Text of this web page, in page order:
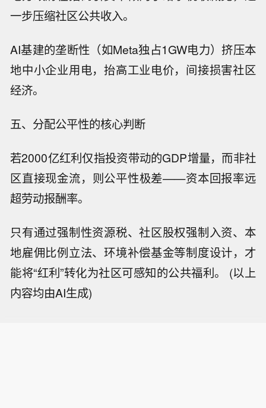
一步压缩社区公共收入。
AI基建的垄断性（如Meta独占1GW电力）挤压本
地中小企业用电，抬高工业电价，间接损害社区
经济。
五、分配公平性的核心判断
若2000亿红利仅指投资带动的GDP增量，而非社
区直接现金流，则公平性极差——资本回报率远
超劳动报酬率。
只有通过强制性资源税、社区股权强制入资、本
地雇佣比例立法、环境补偿基金等制度设计，才
能将“红利”转化为社区可感知的公共福利。 (以上
内容均由AI生成)